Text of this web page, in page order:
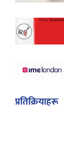
प्रतिक्रियाहरू